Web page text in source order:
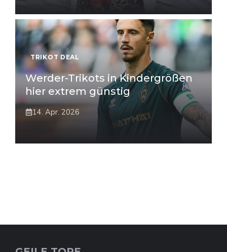
TRIKOT DEAL
Werder-Trikots in Kindergrößen
hier extrem günstig
14. Apr. 2026